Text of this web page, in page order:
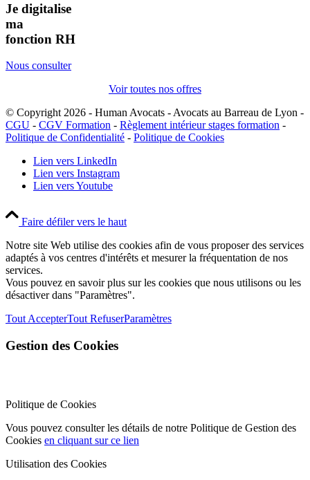
Je digitalise
ma
fonction RH
Nous consulter
Voir toutes nos offres
© Copyright 2026 - Human Avocats - Avocats au Barreau de Lyon -
CGU - CGV Formation - Règlement intérieur stages formation -
Politique de Confidentialité - Politique de Cookies
Lien vers LinkedIn
Lien vers Instagram
Lien vers Youtube
Faire défiler vers le haut
Notre site Web utilise des cookies afin de vous proposer des services
adaptés à vos centres d'intérêts et mesurer la fréquentation de nos
services.
Vous pouvez en savoir plus sur les cookies que nous utilisons ou les
désactiver dans "Paramètres".
Tout AccepterTout RefuserParamètres
Gestion des Cookies
Politique de Cookies
Vous pouvez consulter les détails de notre Politique de Gestion des
Cookies en cliquant sur ce lien
Utilisation des Cookies